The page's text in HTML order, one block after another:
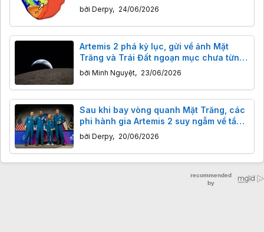
bởi Derpy, 24/06/2026
Artemis 2 phá kỷ lục, gửi về ảnh Mặt
Trăng và Trái Đất ngoạn mục chưa từng
thấy
bởi Minh Nguyệt, 23/06/2026
Sau khi bay vòng quanh Mặt Trăng, các
phi hành gia Artemis 2 suy ngẫm về tầm
quan trọng của trải nghiệm
bởi Derpy, 20/06/2026